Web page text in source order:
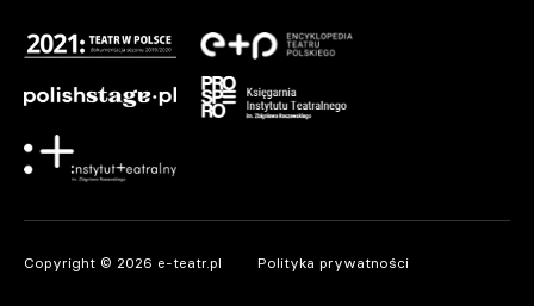
Copyright © 2026 e-teatr.pl Polityka prywatności